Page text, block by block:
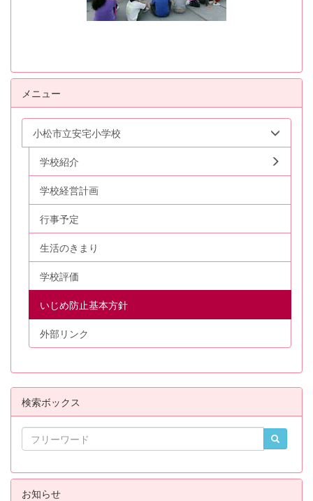
メニュー
小松市立安宅小学校
学校紹介
学校経営計画
行事予定
生活のきまり
学校評価
いじめ防止基本方針
外部リンク
検索ボックス
お知らせ